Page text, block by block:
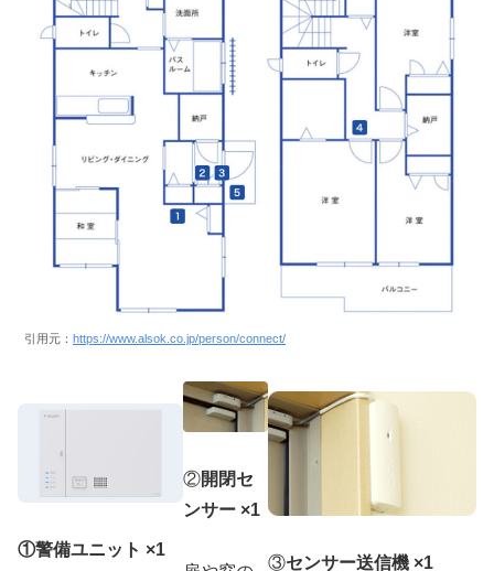
引用元： https://www.alsok.co.jp/person/connect/
①警備ユニット ×1
②開閉セ
ンサー ×1
③センサー送信機 ×1